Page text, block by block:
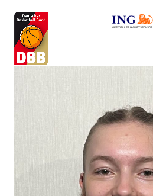
OFFIZIELLER HAUPTSPONSOR